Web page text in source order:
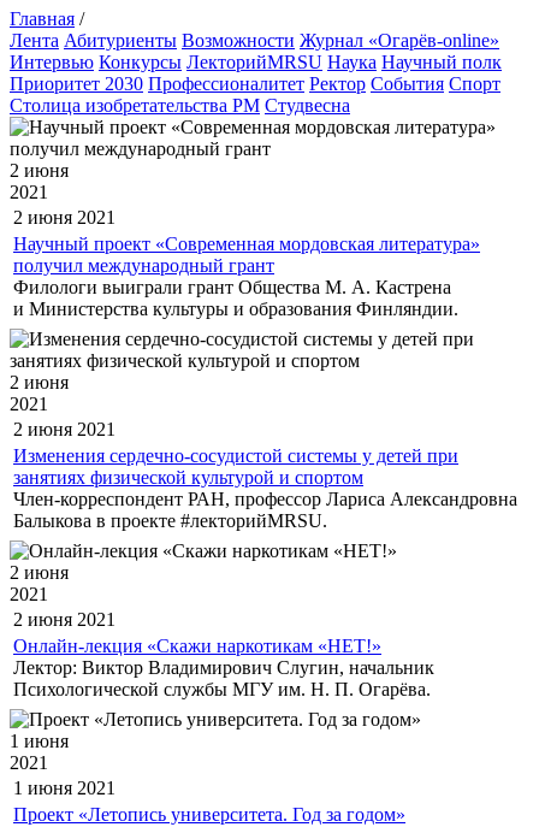
Главная /
Лента Абитуриенты Возможности Журнал «Огарёв-online»
Интервью Конкурсы ЛекторийMRSU Наука Научный полк
Приоритет 2030 Профессионалитет Ректор События Спорт
Столица изобретательства РМ Студвесна
2 июня
2021
2 июня 2021
Научный проект «Современная мордовская литература»
получил международный грант
Филологи выиграли грант Общества М. А. Кастрена
и Министерства культуры и образования Финляндии.
2 июня
2021
2 июня 2021
Изменения сердечно-сосудистой системы у детей при
занятиях физической культурой и спортом
Член-корреспондент РАН, профессор Лариса Александровна
Балыкова в проекте #лекторийMRSU.
2 июня
2021
2 июня 2021
Онлайн-лекция «Скажи наркотикам «НЕТ!»
Лектор: Виктор Владимирович Слугин, начальник
Психологической службы МГУ им. Н. П. Огарёва.
1 июня
2021
1 июня 2021
Проект «Летопись университета. Год за годом»